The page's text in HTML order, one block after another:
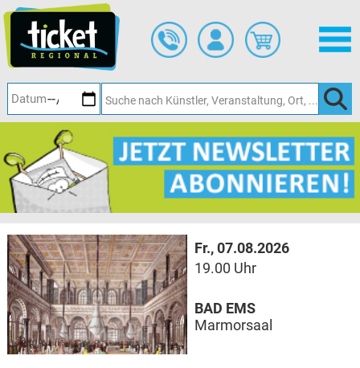
Hauptinhalt
springen
Fr., 07.08.2026
19.00 Uhr
BAD EMS
Marmorsaal